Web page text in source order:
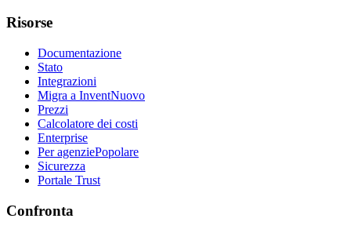
Risorse
Documentazione
Stato
Integrazioni
Migra a InventNuovo
Prezzi
Calcolatore dei costi
Enterprise
Per agenziePopolare
Sicurezza
Portale Trust
Confronta